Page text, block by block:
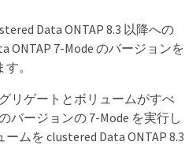
Data ONTAP 8.3 以降への
ONTAP 7-Mode のバージョンを
。
リゲートとボリュームがすべ
バージョンの 7-Mode を実行し
ムを clustered Data ONTAP 8.3